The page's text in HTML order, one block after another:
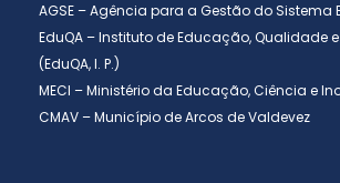
AGSE – Agência para a Gestão do Sistema
EduQA – Instituto de Educação, Qualidade
(EduQA, I. P.)
MECI – Ministério da Educação, Ciência e
CMAV – Município de Arcos de Valdevez